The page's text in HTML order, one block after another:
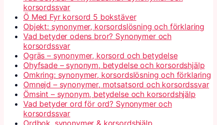
korsordssvar
Ö Med Fyr korsord 5 bokstäver
Objekt: synonymer, korsordslösning och förklaring
Vad betyder odens bror? Synonymer och
korsordssvar
Ogräs – synonymer, korsord och betydelse
Ohyfsade – synonym, betydelse och korsordshjälp
Omkring: synonymer, korsordslösning och förklaring
Omnejd – synonymer, motsatsord och korsordssvar
Ömsint – synonym, betydelse och korsordshjälp
Vad betyder ord för ord? Synonymer och
korsordssvar